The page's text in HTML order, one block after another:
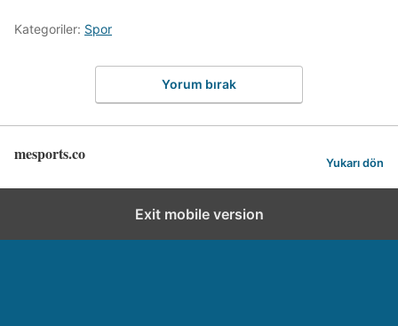
Kategoriler: Spor
Yorum bırak
mesports.co Yukarı dön
Exit mobile version